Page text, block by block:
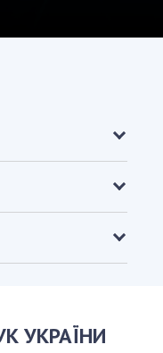
УКРАЇНИ